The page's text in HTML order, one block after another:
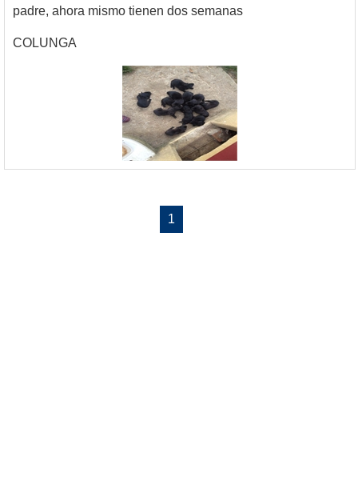
padre, ahora mismo tienen dos semanas
COLUNGA
1